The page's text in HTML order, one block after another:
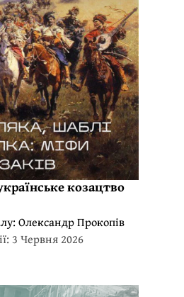
козацтво
Олександр Прокопів
3 Червня 2026